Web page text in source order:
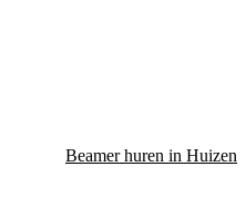
Beamer huren in Huizen